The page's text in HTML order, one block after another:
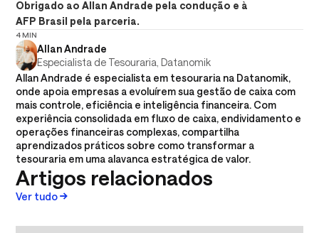
4 MIN
Allan Andrade
Especialista de Tesouraria, Datanomik
Allan Andrade é especialista em tesouraria na Datanomik,
onde apoia empresas a evoluírem sua gestão de caixa com
mais controle, eficiência e inteligência financeira. Com
experiência consolidada em fluxo de caixa, endividamento e
operações financeiras complexas, compartilha
aprendizados práticos sobre como transformar a
tesouraria em uma alavanca estratégica de valor.
Obrigado ao Allan Andrade pela condução e à
AFP Brasil pela parceria.
Artigos relacionados
Ver tudo